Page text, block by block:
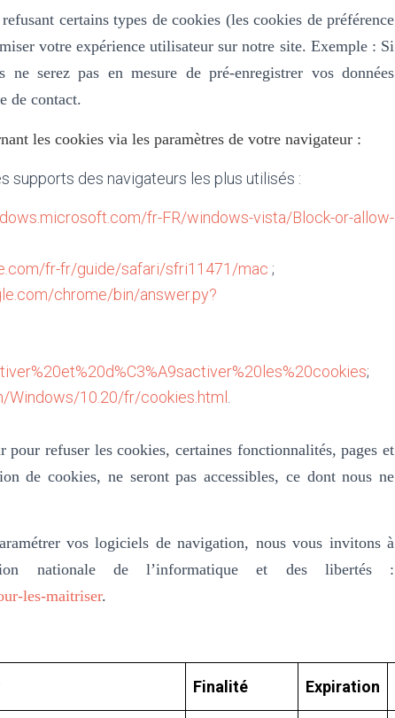
certains types de cookies (les cookies de préférence
votre expérience utilisateur sur notre site. Exemple : Si
serez pas en mesure de pré-enregistrer vos données
de contact.
les cookies via les paramètres de votre navigateur :
supports des navigateurs les plus utilisés :
fr-FR/windows-vista/Block-or-allow-
fr-fr/guide/safari/sfri11471/mac ;
chrome/bin/answer.py?
;
Windows/10.20/fr/cookies.html
refuser les cookies, certaines fonctionnalités, pages et
de cookies, ne seront pas accessibles, ce dont nous ne
vos logiciels de navigation, nous vous invitons à
nationale de l’informatique et des libertés :
les-maitriser.
Finalité Expiration